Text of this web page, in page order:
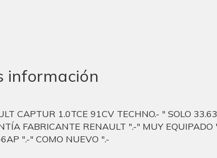
información
CAPTUR 1.0TCE 91CV TECHNO.- " SOLO
FABRICANTE RENAULT ".-" MUY EQUIPADO
".-" COMO NUEVO ".-